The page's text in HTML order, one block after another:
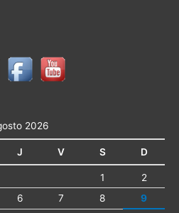
2026
J V S D
1
2
6 7 8
9